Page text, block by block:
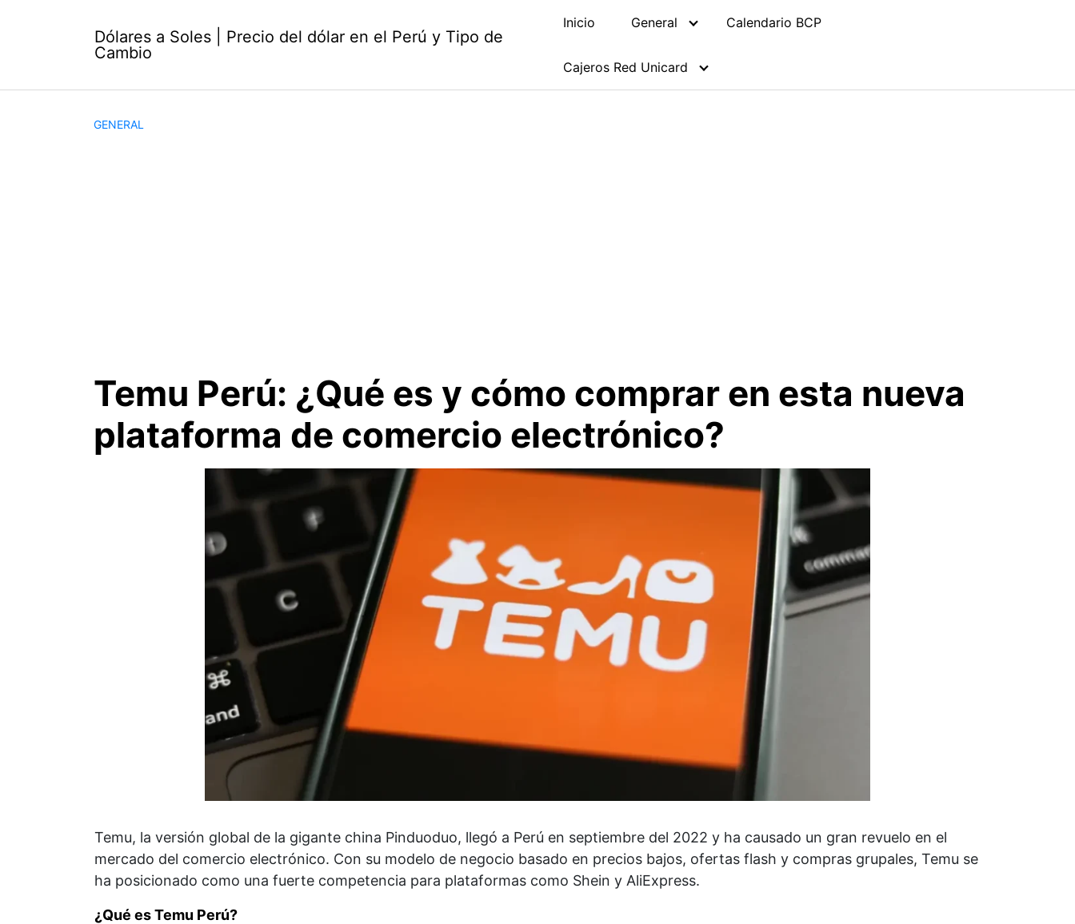
Dólares a Soles | Precio del dólar en el Perú y Tipo de
Cambio
Inicio General Calendario BCP
Cajeros Red Unicard
GENERAL
Temu Perú: ¿Qué es y cómo comprar en esta nueva
plataforma de comercio electrónico?
Temu, la versión global de la gigante china Pinduoduo, llegó a Perú en septiembre del 2022 y ha causado un gran revuelo en el
mercado del comercio electrónico. Con su modelo de negocio basado en precios bajos, ofertas flash y compras grupales, Temu se
ha posicionado como una fuerte competencia para plataformas como Shein y AliExpress.
¿Qué es Temu Perú?